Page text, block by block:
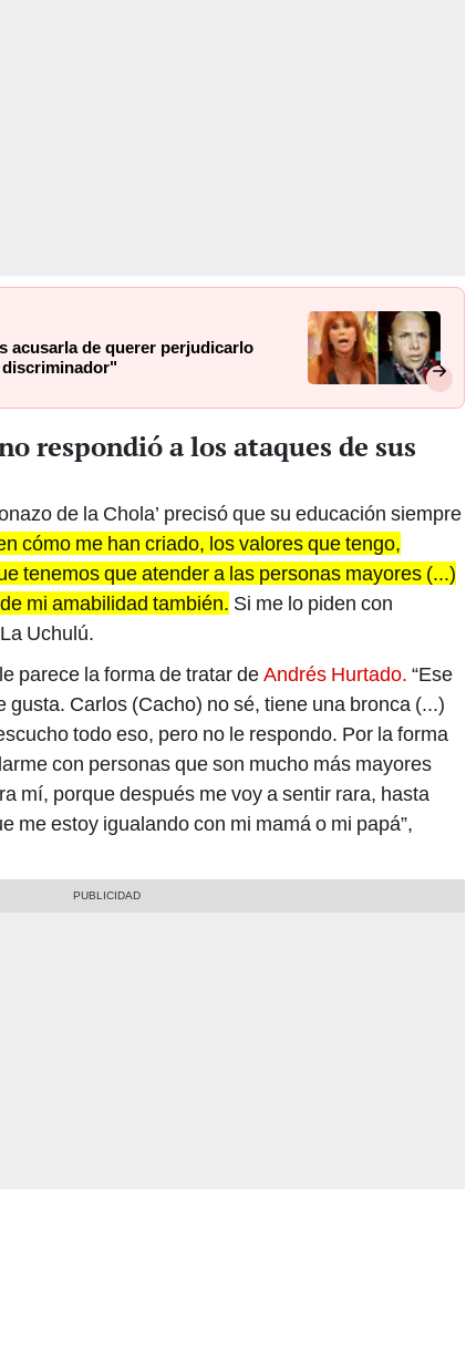
acusarla de querer perjudicarlo
discriminador"
respondió a los ataques de sus
de la Chola’ precisó que su educación siempre
cómo me han criado, los valores que tengo,
tenemos que atender a las personas mayores (...)
mi amabilidad también. Si me lo piden con
Uchulú.
parece la forma de tratar deAndrés Hurtado. “Ese
gusta. Carlos (Cacho) no sé, tiene una bronca (...)
todo eso, pero no le respondo. Por la forma
con personas que son mucho más mayores
mí, porque después me voy a sentir rara, hasta
me estoy igualando con mi mamá o mi papá”,